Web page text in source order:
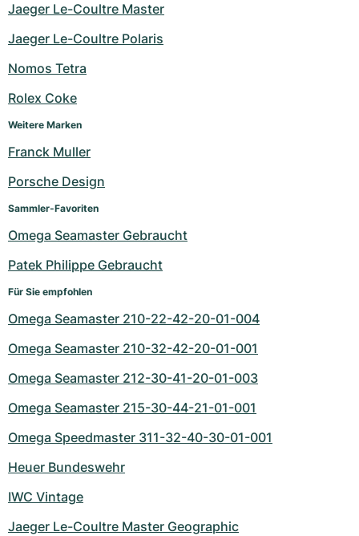
Jaeger Le-Coultre Master
Jaeger Le-Coultre Polaris
Nomos Tetra
Rolex Coke
Weitere Marken
Franck Muller
Porsche Design
Sammler-Favoriten
Omega Seamaster Gebraucht
Patek Philippe Gebraucht
Für Sie empfohlen
Omega Seamaster 210-22-42-20-01-004
Omega Seamaster 210-32-42-20-01-001
Omega Seamaster 212-30-41-20-01-003
Omega Seamaster 215-30-44-21-01-001
Omega Speedmaster 311-32-40-30-01-001
Heuer Bundeswehr
IWC Vintage
Jaeger Le-Coultre Master Geographic